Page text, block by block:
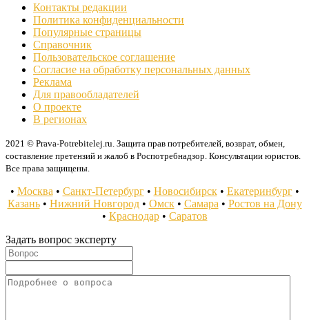
Контакты редакции
Политика конфиденциальности
Популярные страницы
Справочник
Пользовательское соглашение
Согласие на обработку персональных данных
Реклама
Для правообладателей
О проекте
В регионах
2021 © Prava-Potrebitelej.ru. Защита прав потребителей, возврат, обмен,
составление претензий и жалоб в Роспотребнадзор. Консультации юристов.
Все права защищены.
• Москва • Санкт-Петербург• Новосибирск• Екатеринбург•
Казань• Нижний Новгород• Омск• Самара • Ростов на Дону
• Краснодар• Саратов
Задать вопрос эксперту